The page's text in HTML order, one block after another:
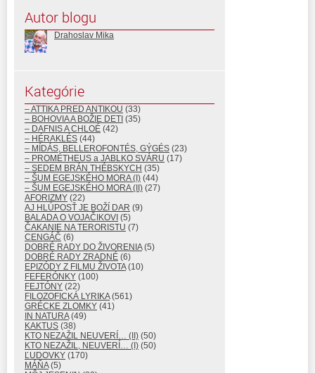
Autor blogu
Drahoslav Mika
Kategórie
– ATTIKA PRED ANTIKOU (33)
– BOHOVIA A BOŽIE DETI (35)
– DAFNIS A CHLOÉ (42)
– HÉRAKLÉS (44)
– MÍDÁS, BELLEROFONTÉS, GÝGÉS (23)
– PROMÉTHEUS a JABLKO SVÁRU (17)
– SEDEM BRÁN THÉBSKYCH (35)
– ŠUM EGEJSKÉHO MORA (I) (44)
– ŠUM EGEJSKÉHO MORA (II) (27)
AFORIZMY (22)
AJ HLÚPOSŤ JE BOŽÍ DAR (9)
BALADA O VOJAČIKOVI (5)
ČAKANIE NA TERORISTU (7)
CENGÁČ (6)
DOBRÉ RADY DO ŽIVORENIA(5)
DOBRÉ RADY ZRADNÉ (6)
EPIZÓDY Z FILMU ŽIVOTA(10)
FEFERÓNKY (100)
FEJTÓNY (22)
FILOZOFICKÁ LYRIKA(561)
GRÉCKE ZLOMKY (41)
IN NATURA(49)
KAKTUS (38)
KTO NEZAŽIL NEUVERÍ… (II) (50)
KTO NEZAŽIL, NEUVERÍ… (I) (50)
ĽUDOVKY (170)
MÁŇA(5)